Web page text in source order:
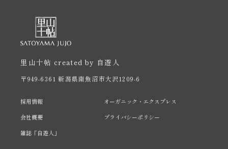
里山十帖 created by 自遊人
〒949-6361 新潟県南魚沼市大沢1209-6
採用情報
会社概要
雑誌「自遊人」
オーガニック・エクスプレス
プライバシーポリシー